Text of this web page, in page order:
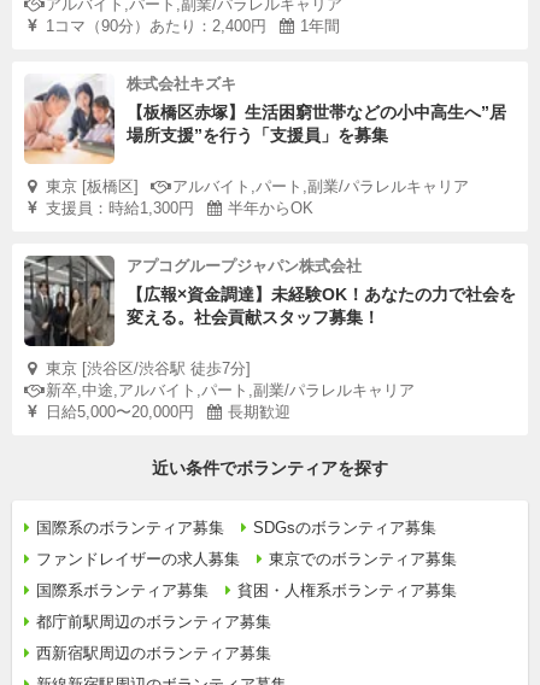
アルバイト,パート,副業/パラレルキャリア
1コマ（90分）あたり：2,400円
1年間
株式会社キズキ
【板橋区赤塚】生活困窮世帯などの小中高生へ”居
場所支援”を行う「支援員」を募集
東京 [板橋区]
アルバイト,パート,副業/パラレルキャリア
支援員：時給1,300円
半年からOK
アプコグループジャパン株式会社
【広報×資金調達】未経験OK！あなたの力で社会を
変える。社会貢献スタッフ募集！
東京 [渋谷区/渋谷駅 徒歩7分]
新卒,中途,アルバイト,パート,副業/パラレルキャリア
日給5,000〜20,000円
長期歓迎
近い条件でボランティアを探す
国際系のボランティア募集
SDGsのボランティア募集
ファンドレイザーの求人募集
東京でのボランティア募集
国際系ボランティア募集
貧困・人権系ボランティア募集
都庁前駅周辺のボランティア募集
西新宿駅周辺のボランティア募集